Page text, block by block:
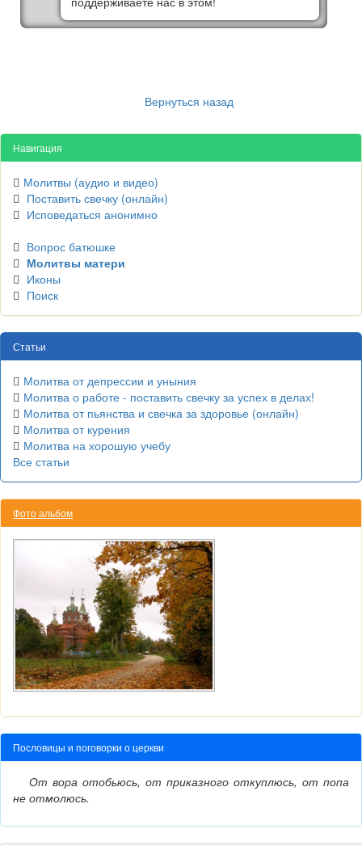
Вернуться назад
Навигация
Молитвы (аудио и видео)
Поставить свечку (онлайн)
Исповедаться анонимно
Вопрос батюшке
Молитвы матери
Иконы
Поиск
Статьи
Молитва от депрессии и уныния
Молитва о работе - поставить свечку за успех в делах!
Молитва от пьянства и свечка за здоровье (онлайн)
Молитва от курения
Молитва на хорошую учебу
Все статьи
Фото альбом
Пословицы и поговорки о церкви
От вора отобьюсь, от приказного откуплюсь, от попа
не отмолюсь.